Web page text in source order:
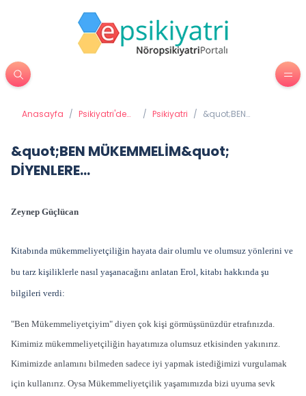
Anasayfa / Psikiyatri'de
/ Psikiyatri / &quot;BEN
&quot;BEN MÜKEMMELİM&quot;
DİYENLERE...
Zeynep Güçlücan
Kitabında mükemmeliyetçiliğin hayata dair olumlu ve olumsuz yönlerini ve
bu tarz kişiliklerle nasıl yaşanacağını anlatan Erol, kitabı hakkında şu
bilgileri verdi:
"Ben Mükemmeliyetçiyim" diyen çok kişi görmüşsünüzdür etrafınızda.
Kimimiz mükemmeliyetçiliğin hayatımıza olumsuz etkisinden yakınırız.
Kimimizde anlamını bilmeden sadece iyi yapmak istediğimizi vurgulamak
için kullanırız. Oysa Mükemmeliyetçilik yaşamımızda bizi uyuma sevk